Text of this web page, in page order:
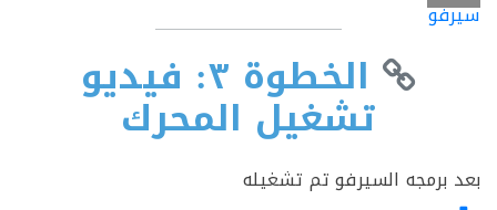
الخطوة ٣: فيديو
تشغيل المحرك
السيرفو تم تشغيله